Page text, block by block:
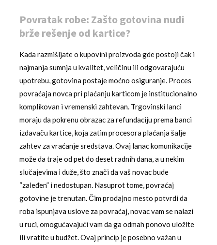
Povratak robe: Zašto gotovina nudi
brže rešenje od kartice?
Kada razmišljate o kupovini proizvoda gde postoji čak i
najmanja sumnja u kvalitet, veličinu ili odgovarajuću
upotrebu, gotovina postaje moćno osiguranje. Proces
povraćaja novca pri plaćanju karticom je institucionalno
komplikovan i vremenski zahtevan. Trgovinski lanci
moraju da pokrenu obrazac za refundaciju prema banci
izdavaču kartice, koja zatim procesora plaćanja šalje
zahtev za vraćanje sredstava. Ovaj lanac komunikacije
može da traje od pet do deset radnih dana, a u nekim
slučajevima i duže, što znači da vaš novac bude
“zaleđen” i nedostupan. Nasuprot tome, povraćaj
gotovine je trenutan. Čim prodajno mesto potvrdi da
roba ispunjava uslove za povraćaj, novac vam se nalazi
u ruci, omogućavajući vam da ga odmah ponovo uložite
ili vratite u budžet. Ovaj princip je posebno važan u